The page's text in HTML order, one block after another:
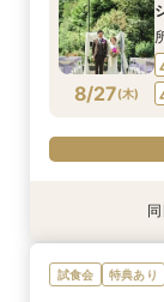
8/26(水)
8/26(水)
8/26(水)
8/27(木)
特典あり
特典あ
特典あり
試食会 特典あり